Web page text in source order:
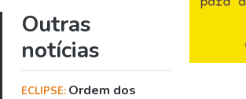
Outras
notícias
ECLIPSE: Ordem dos